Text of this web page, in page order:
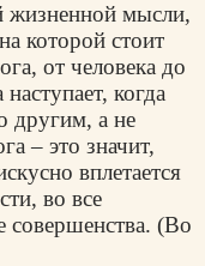
жизненной мысли,
которой стоит
от человека до
когда
другим, а не
– это значит,
вплетается
во все
совершенства. (Во